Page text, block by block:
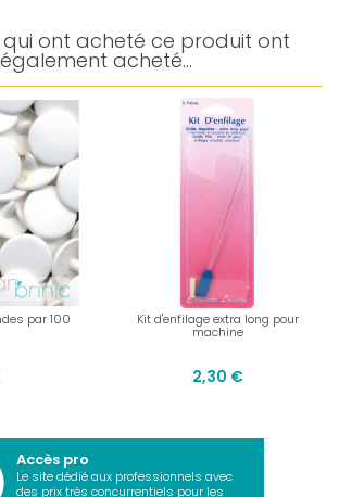
qui ont acheté ce produit ont
également acheté...
par 100 Kit d'enfilage extra long pour
machine
2,30 €
Accès pro
Le site dédié aux professionnels avec
des prix très concurrentiels pour les